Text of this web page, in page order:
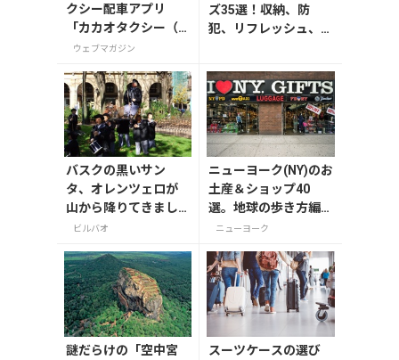
クシー配車アプリ
「カカオタクシー（K
AKAO T）」の登録・
ウェブマガジン
ズ35選！収納、防
犯、リフレッシュ、ど
バスクの黒いサン
タ、オレンツェロが
山から降りてきまし
た！
ビルバオ
ニューヨーク(NY)のお
土産＆ショップ40
選。地球の歩き方編集
者セレクト！
ニューヨーク
謎だらけの「空中宮
スーツケースの選び